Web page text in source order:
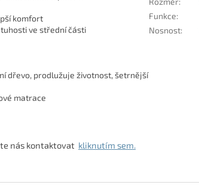
komfort
ve střední části
dřevo, prodlužuje životnost, šetrnější
matrace
nás kontaktovat kliknutím sem.
Funkce:
Nosnost: